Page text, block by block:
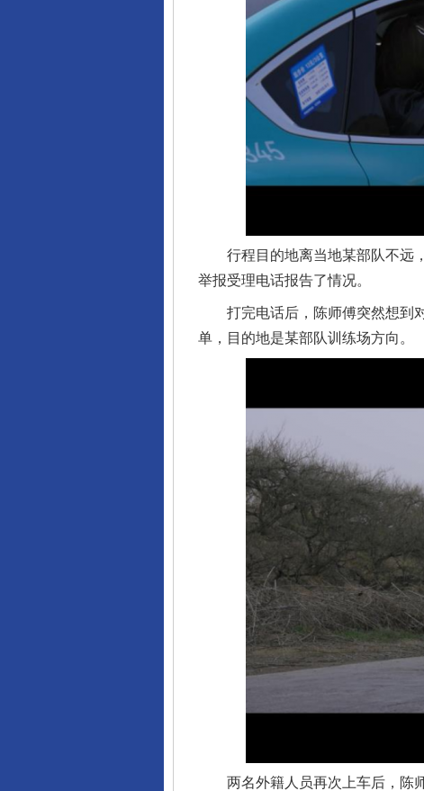
行程目的地离当地某部队不远，
举报受理电话报告了情况。
打完电话后，陈师傅突然想到对
单，目的地是某部队训练场方向。
两名外籍人员再次上车后，陈师